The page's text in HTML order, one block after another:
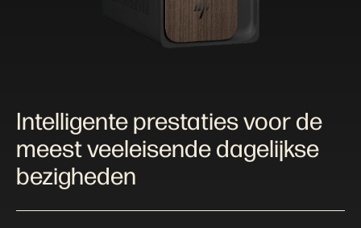
Intelligente prestaties voor de
meest veeleisende dagelijkse
bezigheden